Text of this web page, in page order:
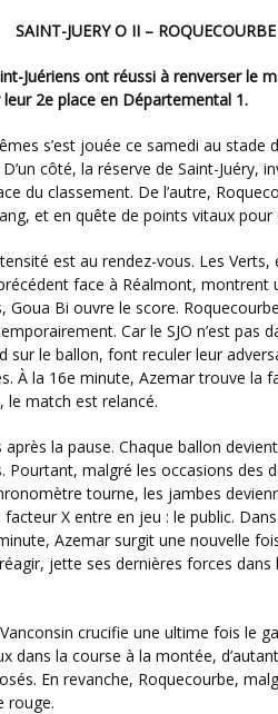
SAINT-JUERY O II –
2e place en Départemental 1.
côté, la réserve de Saint-Juéry,
du classement. De l’autre,
et en quête de points vitaux pour
face à Réalmont, montrent
Goua Bi ouvre le score.
Car le SJO n’est pas
sur le ballon, font reculer leur
À la 16e minute, Azemar trouve la
le match est relancé.
Pourtant, malgré les occasions des
tourne, les jambes
facteur X entre en jeu : le public.
Azemar surgit une nouvelle
jette ses dernières forces dans
dans la course à la montée,
En revanche, Roquecourbe,
rouge.